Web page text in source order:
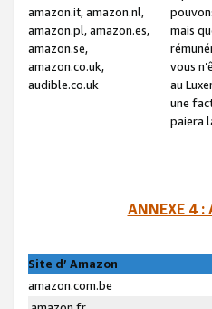
amazon.it, amazon.nl,
amazon.pl, amazon.es,
amazon.se,
amazon.co.uk,
audible.co.uk
mais
vous
au
une
paiera
ANNEXE 4 :
Site d’ Amazon
amazon.com.be